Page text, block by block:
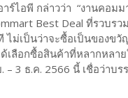
ร์ไอพี กล่าวว่า “งานคอม
Best Deal ที่รวบร
ม่เป็นว่าจะซื้อเป็นของขวั
ลือกซื้อสินค้าที่หลากหลา
3 ธ.ค. 2566 นี้ เชื่อว่าบ